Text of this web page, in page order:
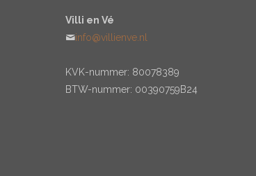
Villi en Vé
info@villienve.nl
KVK-nummer: 80078389
BTW-nummer: 00390759B24